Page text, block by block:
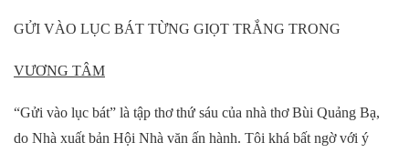
GỬI VÀO LỤC BÁT TỪNG GIỌT TRẮNG TRONG
VƯƠNG TÂM
“Gửi vào lục bát” là tập thơ thứ sáu của nhà thơ Bùi Quảng Bạ,
do Nhà xuất bản Hội Nhà văn ấn hành. Tôi khá bất ngờ với ý